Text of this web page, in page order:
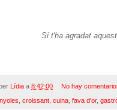
Si t'ha agradat
Lídia a 8:42:00 No hay
, croissant, cuina, fava d'or,